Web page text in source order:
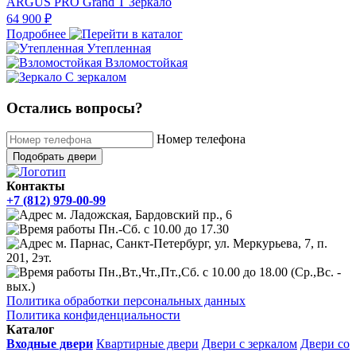
64 900 ₽
Подробнее
Утепленная
Взломостойкая
С зеркалом
Остались вопросы?
Номер телефона
Подобрать двери
Контакты
+7 (812) 979-00-99
м. Ладожская, Бардовский пр., 6
Пн.-Сб. с 10.00 до 17.30
м. Парнас, Санкт-Петербург, ул. Меркурьева, 7, п.
201, 2эт.
Пн.,Вт.,Чт.,Пт.,Сб. с 10.00 до 18.00 (Ср.,Вс. -
вых.)
Политика обработки персональных данных
Политика конфиденциальности
Каталог
Входные двери Квартирные двери Двери с зеркалом Двери со